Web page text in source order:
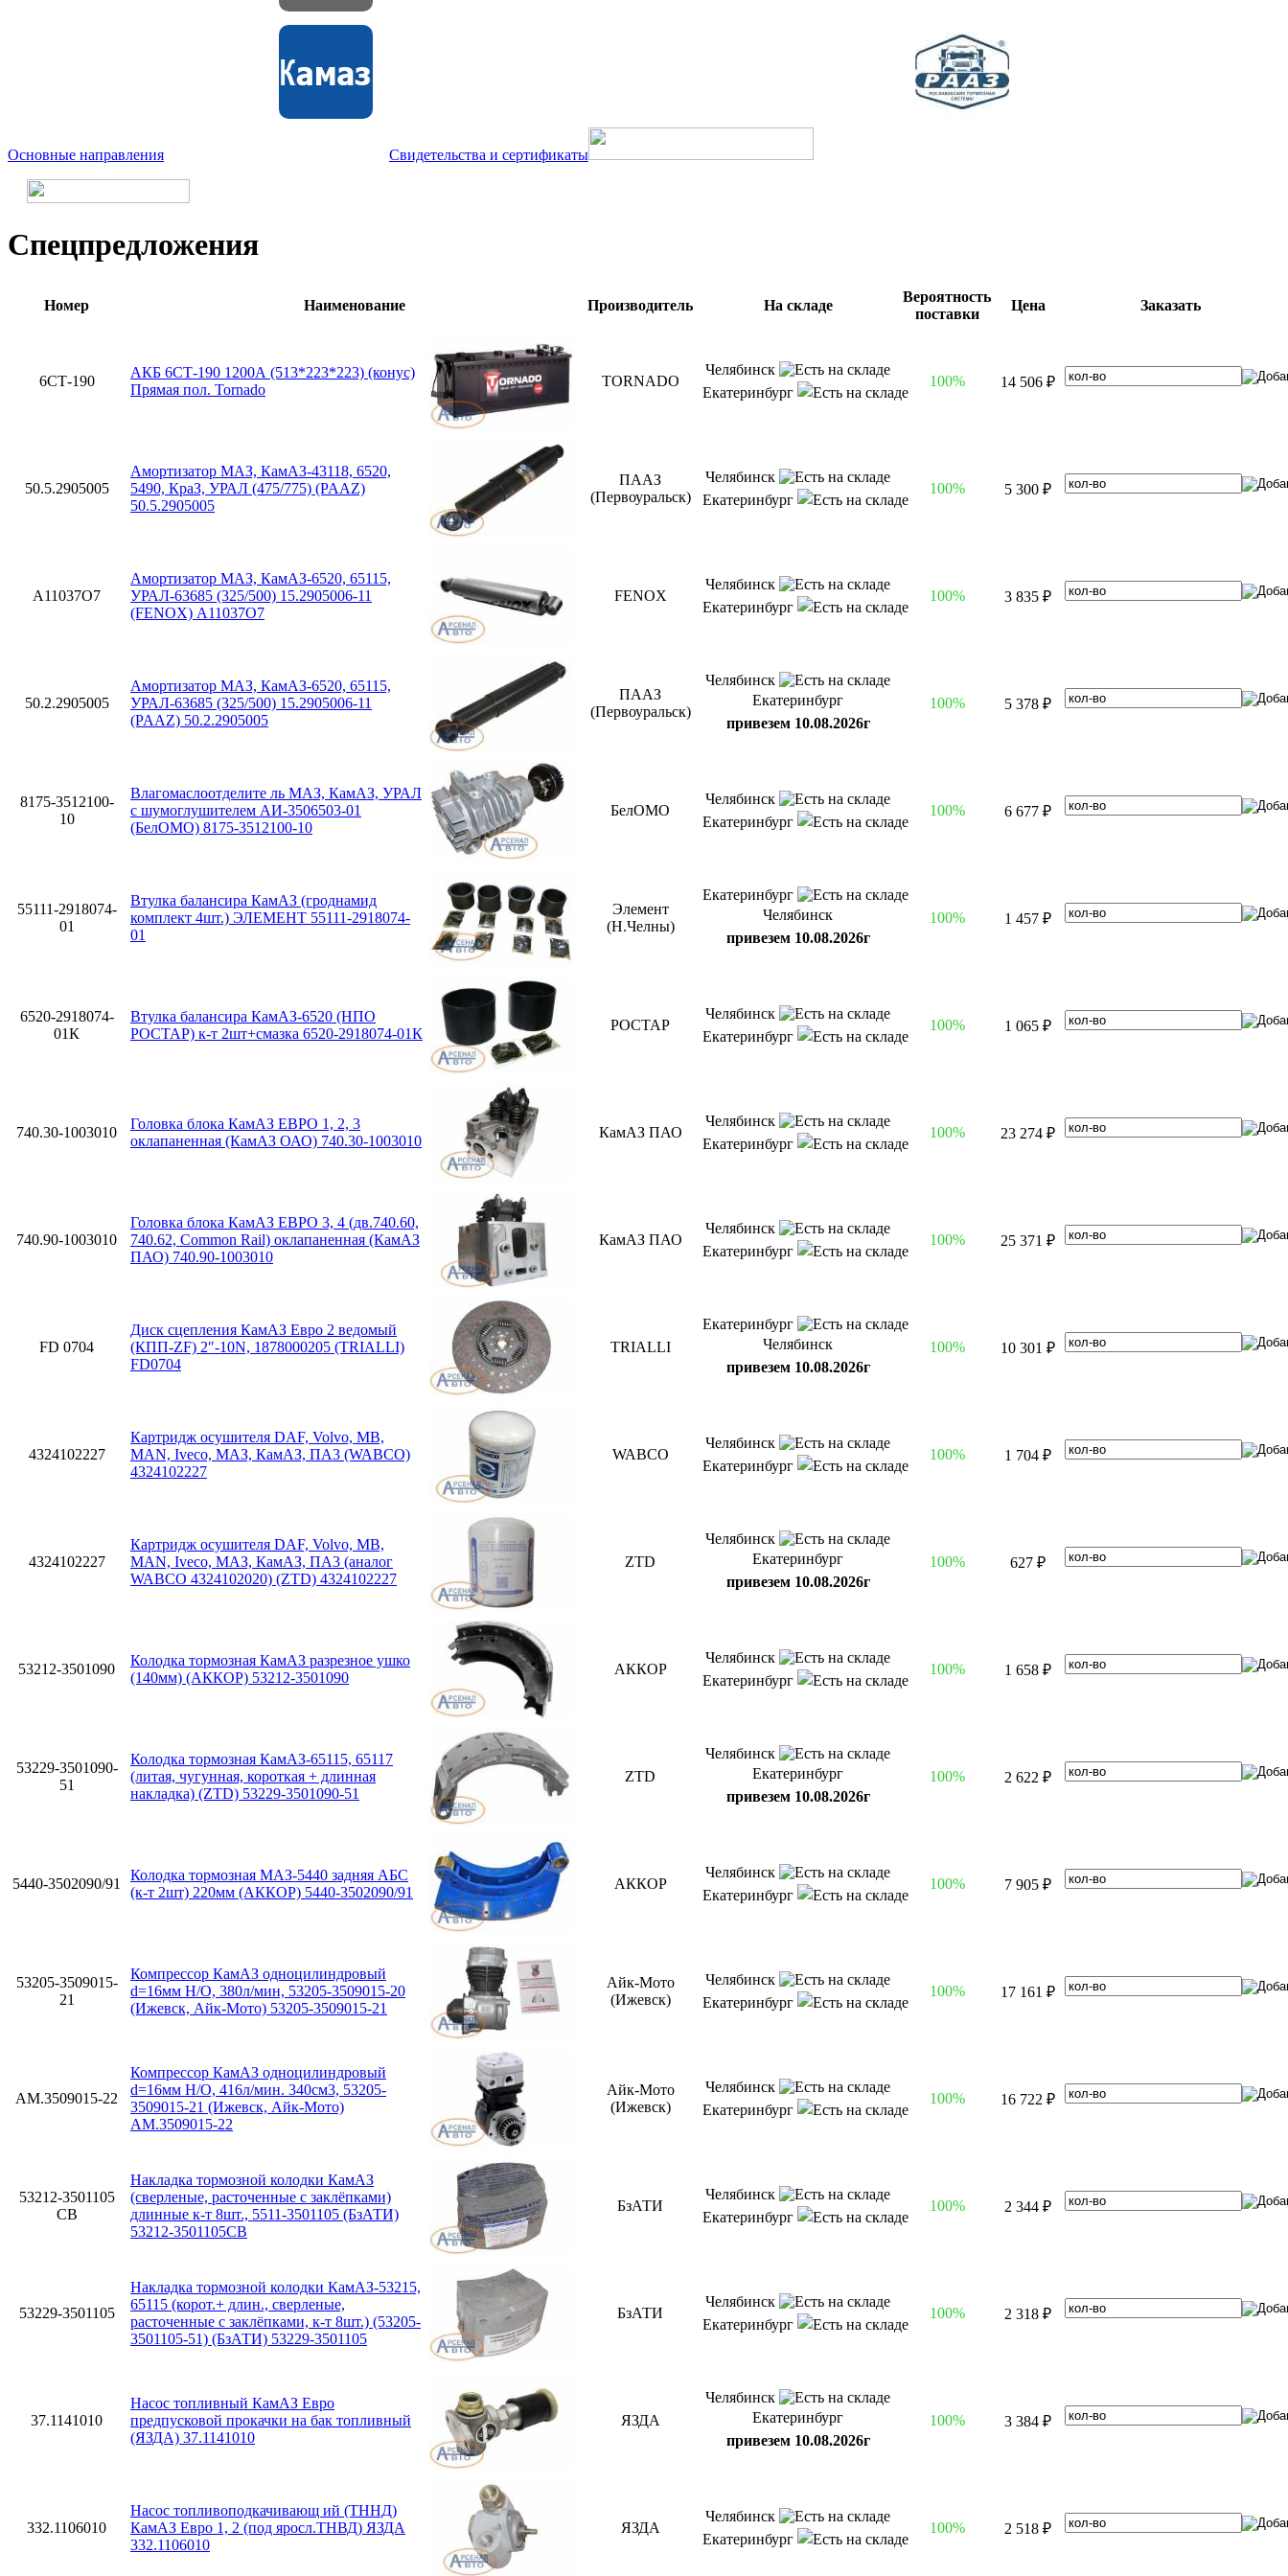
Основные направления Свидетельства и сертификаты
Спецпредложения
Номер Наименование Производитель На складе
Вероятность
поставки
Цена Заказать
6СТ-190
АКБ 6СТ-190 1200А (513*223*223) (конус)
Прямая пол. Tornado
TORNADO
Челябинск
Екатеринбург
100% 14 506 ₽
50.5.2905005
Амортизатор МАЗ, КамАЗ-43118, 6520,
5490, КраЗ, УРАЛ (475/775) (PAAZ)
50.5.2905005
ПААЗ
(Первоуральск)
Челябинск
Екатеринбург
100% 5 300 ₽
A11037O7
Амортизатор МАЗ, КамАЗ-6520, 65115,
УРАЛ-63685 (325/500) 15.2905006-11
(FENOX) A11037O7
FENOX
Челябинск
Екатеринбург
100% 3 835 ₽
50.2.2905005
Амортизатор МАЗ, КамАЗ-6520, 65115,
УРАЛ-63685 (325/500) 15.2905006-11
(PAAZ) 50.2.2905005
ПААЗ
(Первоуральск)
Челябинск
Екатеринбург
привезем 10.08.2026г
100% 5 378 ₽
8175-3512100-
10
Влагомаслоотделите ль МАЗ, КамАЗ, УРАЛ
с шумоглушителем АИ-3506503-01
(БелОМО) 8175-3512100-10
БелОМО
Челябинск
Екатеринбург
100% 6 677 ₽
55111-2918074-
01
Втулка балансира КамАЗ (гроднамид
комплект 4шт.) ЭЛЕМЕНТ 55111-2918074-
01
Элемент
(Н.Челны)
Екатеринбург
Челябинск
привезем 10.08.2026г
100% 1 457 ₽
6520-2918074-
01К
Втулка балансира КамАЗ-6520 (НПО
РОСТАР) к-т 2шт+смазка 6520-2918074-01К
РОСТАР
Челябинск
Екатеринбург
100% 1 065 ₽
740.30-1003010
Головка блока КамАЗ ЕВРО 1, 2, 3
оклапаненная (КамАЗ ОАО) 740.30-1003010
КамАЗ ПАО
Челябинск
Екатеринбург
100% 23 274 ₽
740.90-1003010
Головка блока КамАЗ ЕВРО 3, 4 (дв.740.60,
740.62, Common Rail) оклапаненная (КамАЗ
ПАО) 740.90-1003010
КамАЗ ПАО
Челябинск
Екатеринбург
100% 25 371 ₽
FD 0704
Диск сцепления КамАЗ Евро 2 ведомый
(КПП-ZF) 2″-10N, 1878000205 (TRIALLI)
FD0704
TRIALLI
Екатеринбург
Челябинск
привезем 10.08.2026г
100% 10 301 ₽
4324102227
Картридж осушителя DAF, Volvo, MB,
MAN, Iveco, МАЗ, КамАЗ, ПА3 (WABCO)
4324102227
WABCO
Челябинск
Екатеринбург
100% 1 704 ₽
4324102227
Картридж осушителя DAF, Volvo, MB,
MAN, Iveco, МАЗ, КамАЗ, ПА3 (аналог
WABCO 4324102020) (ZTD) 4324102227
ZTD
Челябинск
Екатеринбург
привезем 10.08.2026г
100% 627 ₽
53212-3501090
Колодка тормозная КамАЗ разрезное ушко
(140мм) (АККОР) 53212-3501090
АККОР
Челябинск
Екатеринбург
100% 1 658 ₽
53229-3501090-
51
Колодка тормозная КамАЗ-65115, 65117
(литая, чугунная, короткая + длинная
накладка) (ZTD) 53229-3501090-51
ZTD
Челябинск
Екатеринбург
привезем 10.08.2026г
100% 2 622 ₽
5440-3502090/91
Колодка тормозная МАЗ-5440 задняя АБС
(к-т 2шт) 220мм (АККОР) 5440-3502090/91
АККОР
Челябинск
Екатеринбург
100% 7 905 ₽
53205-3509015-
21
Компрессор КамАЗ одноцилиндровый
d=16мм Н/О, 380л/мин, 53205-3509015-20
(Ижевск, Айк-Мото) 53205-3509015-21
Айк-Мото
(Ижевск)
Челябинск
Екатеринбург
100% 17 161 ₽
АМ.3509015-22
Компрессор КамАЗ одноцилиндровый
d=16мм Н/О, 416л/мин. 340см3, 53205-
3509015-21 (Ижевск, Айк-Мото)
АМ.3509015-22
Айк-Мото
(Ижевск)
Челябинск
Екатеринбург
100% 16 722 ₽
53212-3501105
СВ
Накладка тормозной колодки КамАЗ
(сверленые, расточенные с заклёпками)
длинные к-т 8шт., 5511-3501105 (БзАТИ)
53212-3501105СВ
БзАТИ
Челябинск
Екатеринбург
100% 2 344 ₽
53229-3501105
Накладка тормозной колодки КамАЗ-53215,
65115 (корот.+ длин., сверленые,
расточенные с заклёпками, к-т 8шт.) (53205-
3501105-51) (БзАТИ) 53229-3501105
БзАТИ
Челябинск
Екатеринбург
100% 2 318 ₽
37.1141010
Насос топливный КамАЗ Евро
предпусковой прокачки на бак топливный
(ЯЗДА) 37.1141010
ЯЗДА
Челябинск
Екатеринбург
привезем 10.08.2026г
100% 3 384 ₽
332.1106010
Насос топливоподкачивающ ий (ТННД)
КамАЗ Евро 1, 2 (под яросл.ТНВД) ЯЗДА
332.1106010
ЯЗДА
Челябинск
Екатеринбург
100% 2 518 ₽